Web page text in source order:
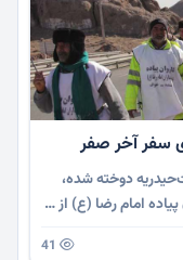
سفر آخر صفر
دوخته شده،
امام رضا (ع) از …